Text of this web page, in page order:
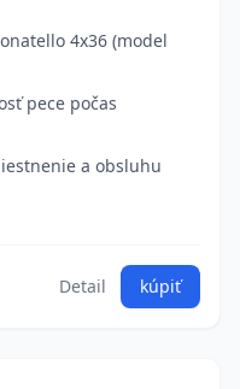
4x36 (model
pece počas
a obsluhu
Detail kúpiť